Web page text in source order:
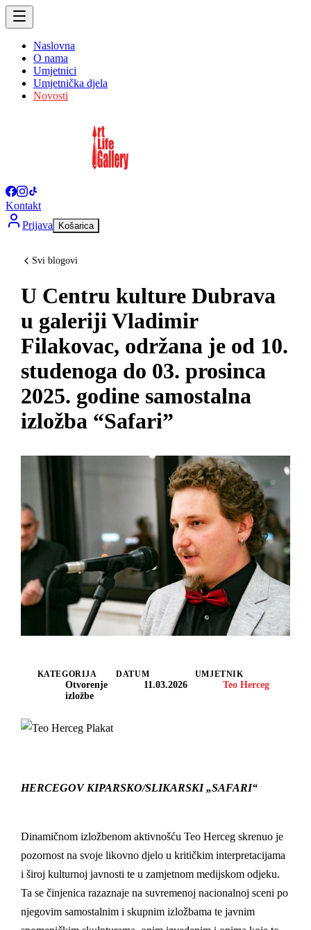
Naslovna
O nama
Umjetnici
Umjetnička djela
Novosti
Kontakt
Prijava
Košarica
Svi blogovi
U Centru kulture Dubrava
u galeriji Vladimir
Filakovac, održana je od 10.
studenoga do 03. prosinca
2025. godine samostalna
izložba “Safari”
KATEGORIJA
Otvorenje
izložbe
DATUM
11.03.2026
UMJETNIK
Teo Herceg
HERCEGOV KIPARSKO/SLIKARSKI „SAFARI“
Dinamičnom izložbenom aktivnošću Teo Herceg skrenuo je
pozornost na svoje likovno djelo u kritičkim interpretacijama
i široj kulturnoj javnosti te u zamjetnom medijskom odjeku.
Ta se činjenica razaznaje na suvremenoj nacionalnoj sceni po
njegovim samostalnim i skupnim izložbama te javnim